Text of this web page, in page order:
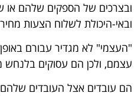
ובצרכים של הספקים שלהם או
ובאי-היכולת לשלוח הצעות מחיר
"העצמי" לא מגדיר עבורם באופן
עצמם, ולכן הם עסוקים
הם עובדים אצל העובדים